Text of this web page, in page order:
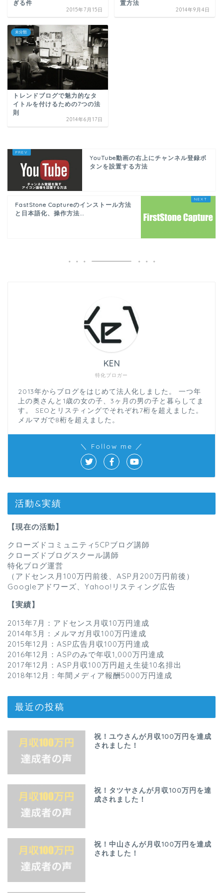
ぎる件
2015年7月15日
置方法
2014年9月4日
未分類
トレンドブログで魅力的なタ
イトルを付けるための7つの法
則
2014年6月17日
YouTube動画の右上にチャンネル登録ボ
タンを設置する方法
FastStone Captureのインストール方法
と日本語化、操作方法...
特化ブロガー
KEN
2013年からブログをはじめて法人化しました。 一つ年
上の奥さんと1歳の女の子、3ヶ月の男の子と暮らしてま
す。 SEOとリスティングでそれぞれ7桁を超えました。
メルマガで8桁を超えました。
＼ Follow me ／
活動&実績
【現在の活動】
クローズドコミュニティ5CPブログ講師
クローズドブログスクール講師
特化ブログ運営
（アドセンス月100万円前後、ASP月200万円前後）
Googleアドワーズ、Yahoo!リスティング広告
【実績】
2013年7月：アドセンス月収10万円達成
2014年3月：メルマガ月収100万円達成
2015年12月：ASP広告月収100万円達成
2016年12月：ASPのみで年収1,000万円達成
2017年12月：ASP月収100万円超え生徒10名排出
2018年12月：年間メディア報酬5000万円達成
最近の投稿
祝！ユウさんが月収100万円を達成
されました！
祝！タツヤさんが月収100万円を達
成されました！
祝！中山さんが月収100万円を達成
されました！